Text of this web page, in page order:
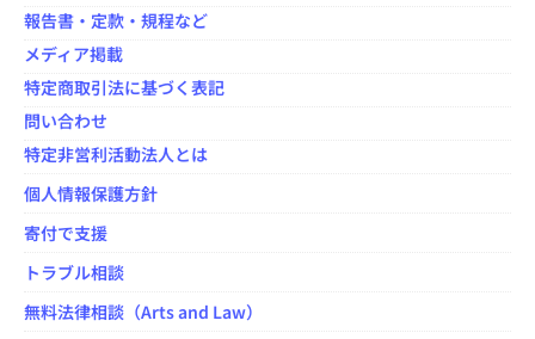
報告書・定款・規程など
メディア掲載
特定商取引法に基づく表記
問い合わせ
特定非営利活動法人とは
個人情報保護方針
寄付で支援
トラブル相談
無料法律相談（Arts and Law）